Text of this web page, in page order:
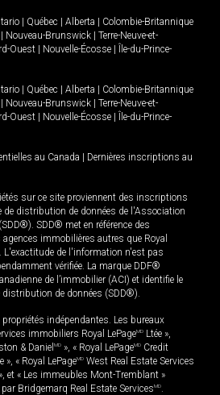
Québec Alberta
Colombie-Britannique
Nouveau-Brunswick
Terre-Neuve-et-
Ouest Nouvelle-Écosse
Île-du-Prince-
Québec Alberta
Colombie-Britannique
Nouveau-Brunswick
Terre-Neuve-et-
Ouest Nouvelle-Écosse
Île-du-Prince-
au Canada
Dernières inscriptions au
sur ce site proviennent des inscriptions
de distribution de données de l'Association
SDD® met en référence des
immobilières autres que Royal
L'exactitude de l'information n'est pas
vérifiée. La marque DDF®
de l’immobilier (ACI) et identifie le
distribution de données (SDD®).
indépendantes. Les bureaux
immobiliers Royal LePageMD Ltée »,
& Daniel MD », « Royal LePageMD Credit
», « Royal LePageMD West Real Estate Services
et « Les immeubles Mont-Tremblant »
Bridgemarq Real Estate ServicesMD.